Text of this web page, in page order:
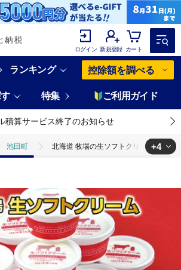
ログイン 新規登録 カート
ランキング 控除額を調べる
特集 ご利用ガイド
積算サービス終了のお知らせ
池田町 北海道 牧場の生ソフトクリーム 14個
洋菓子 北海道 牧場の生ソフトクリー
北海道 牧場の生ソフトクリーム 14個 アイスク
アイスクリーム 北海道 牧場の生ソフトク
+4